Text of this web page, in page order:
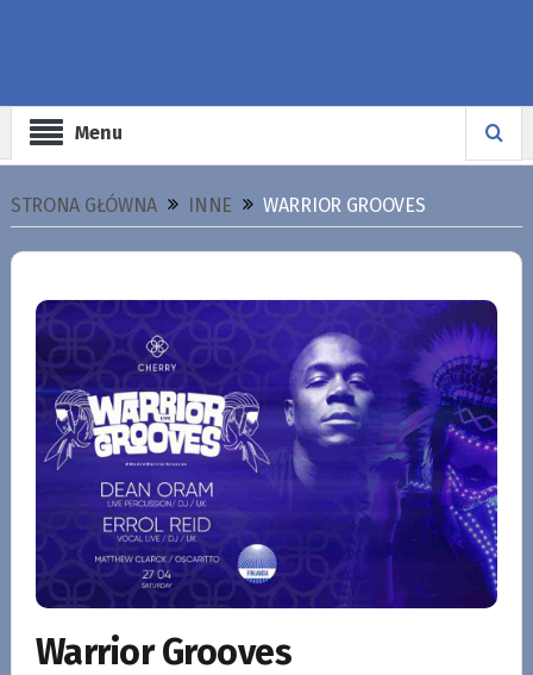
Menu
STRONA GŁÓWNA INNE WARRIOR GROOVES
Warrior Grooves